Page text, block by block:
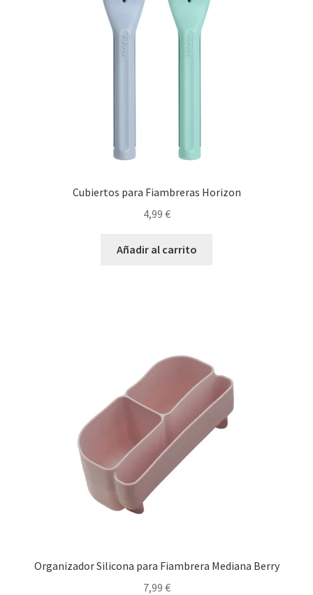
Cubiertos para Fiambreras Horizon
4,99 €
Añadir al carrito
Organizador Silicona para Fiambrera Mediana Berry
7,99 €